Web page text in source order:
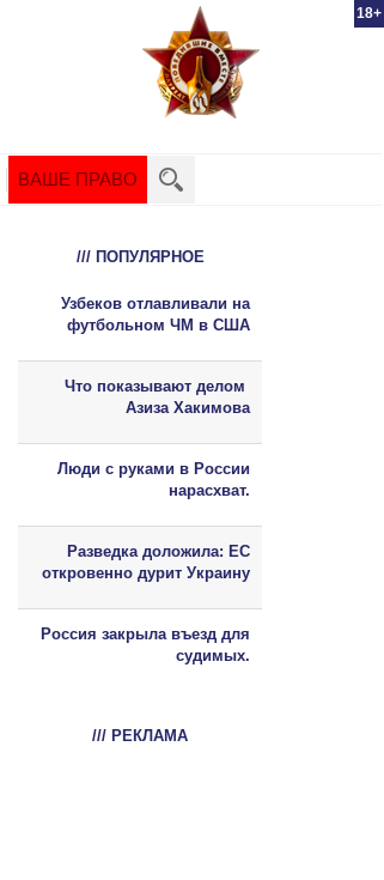
18+
ВАШЕ ПРАВО
/// ПОПУЛЯРНОЕ
Узбеков отлавливали на
футбольном ЧМ в США
Что показывают делом
Азиза Хакимова
Люди с руками в России
нарасхват.
Разведка доложила: ЕС
откровенно дурит Украину
Россия закрыла въезд для
судимых.
/// РЕКЛАМА